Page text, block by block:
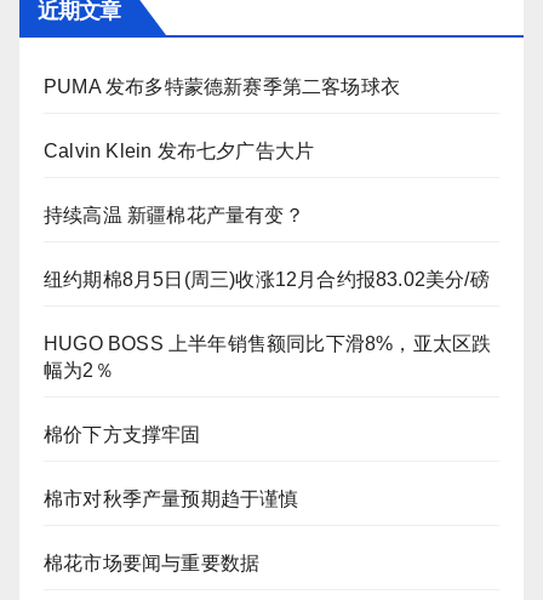
近期文章
PUMA 发布多特蒙德新赛季第二客场球衣
Calvin Klein 发布七夕广告大片
持续高温 新疆棉花产量有变？
纽约期棉8月5日(周三)收涨12月合约报83.02美分/磅
HUGO BOSS 上半年销售额同比下滑8%，亚太区跌
幅为2％
棉价下方支撑牢固
棉市对秋季产量预期趋于谨慎
棉花市场要闻与重要数据